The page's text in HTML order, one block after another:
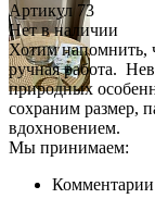
Артикул 73
Нет в наличии
Хотим напомнить,
ручная работа.
природных
сохраним размер,
вдохновением.
Мы принимаем:
Комментарии